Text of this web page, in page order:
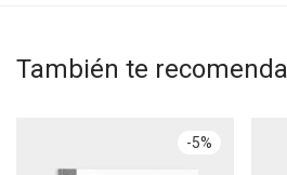
También te
-5%